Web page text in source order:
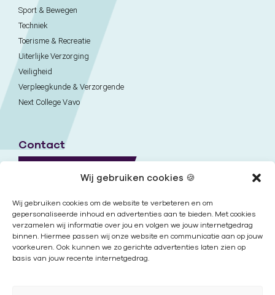
Wij gebruiken cookies 🍪
Wij gebruiken cookies om de website te verbeteren en om
gepersonaliseerde inhoud en advertenties aan te bieden. Met cookies
verzamelen wij informatie over jou en volgen we jouw internetgedrag
binnen. Hiermee passen wij onze website en communicatie aan op jouw
voorkeuren. Ook kunnen we zo gerichte advertenties laten zien op
basis van jouw recente internetgedrag.
Sport & Bewegen
Techniek
Toerisme & Recreatie
Uiterlijke Verzorging
Veiligheid
Verpleegkunde & Verzorgende
Next College Vavo
Contact
Nieuwsbrief